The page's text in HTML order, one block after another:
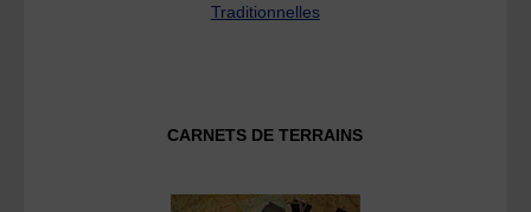
Traditionnelles
CARNETS DE TERRAINS